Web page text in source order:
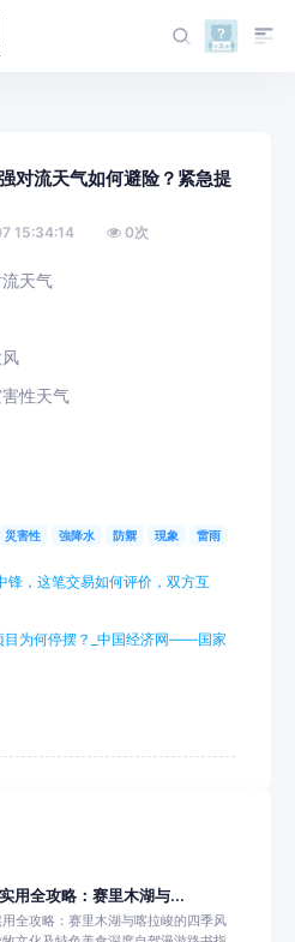
对流天气如何避险？紧急提
15:34:14 0次
天气
性天气
災害性 強降水 防禦 現象 雷雨
锋，这笔交易如何评价，双方互
目为何停摆？_中国经济网——国家
用全攻略：赛里木湖与...
全攻略：赛里木湖与喀拉峻的四季风